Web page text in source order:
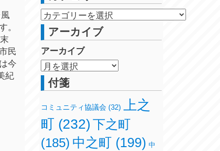
。
民
今
紀
アーカイブ
アーカイブ
付箋
コミュニティ協議会 (32) 上之
町(232) 下之町
(185) 中之町(199) 中